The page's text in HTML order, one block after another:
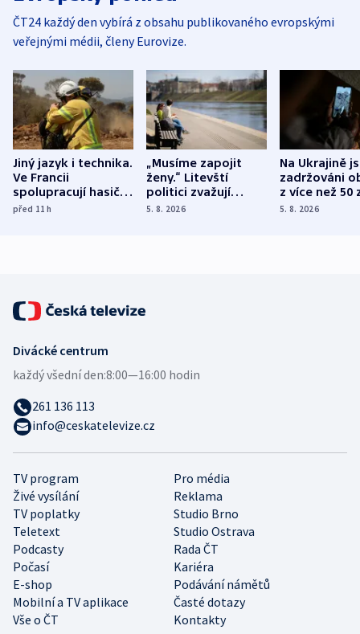
ČT24 každý den vybírá z obsahu publikovaného evropskými
veřejnými médii, členy Eurovize.
Jiný jazyk i technika.
Ve Francii
spolupracují hasiči z
různých zemí
před 11h
„Musíme zapojit
ženy.“ Litevští
politici zvažují
dohodu o
5. 8. 2026
Na Ukrajině
zadržováni
z více než 50
Bojovali na
5. 8. 2026
TV program
Pro média
Živé vysílání
Reklama
TV poplatky
Studio Brno
Teletext
Studio Ostrava
Podcasty
Rada ČT
Počasí
Kariéra
E-shop
Podávání námětů
Mobilní a TV aplikace
Časté dotazy
Vše o ČT
Kontakty
Divácké centrum
každý všední den:8:00—16:00 hodin
261 136 113
info@ceskatelevize.cz